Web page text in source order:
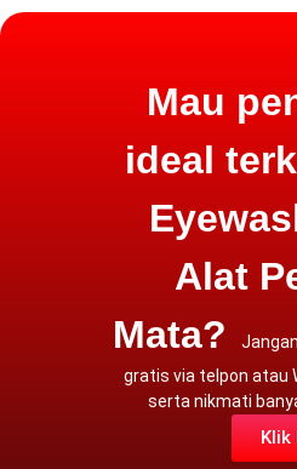
Mau
ideal
Alat
Mata?
gratis via telpon atau
serta nikmati
Klik